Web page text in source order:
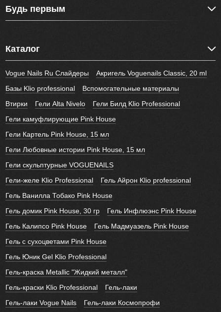
Будь первым
Каталог
Vogue Nails Ru Слайдеры
Акригель Voguenails Classic, 20 ml
Базы Klio professional
Вспомогательные материалы
Втирки
Гели Alta Nivelo
Гели Билд Klio Professional
Гели камуфлирующие Pink House
Гели Картель Pink House, 15 мл
Гели Любовные истории Pink House, 15 мл
Гели скульптурные VOGUENAILS
Гели-желе Klio Professional
Гель Айрон Klio professional
Гель Ванилла Тобако Pink House
Гель домик Pink House, 30 гр
Гель Инфлюэнс Pink House
Гель Калипсо Pink House
Гель Мадмуазель Pink House
Гель с сухоцветами Pink House
Гель Юник Gel Klio Professional
Гель-краска Metallic "Жидкий металл"
Гель-краски Klio Professional
Гель-лаки
Гель-лаки Vogue Nails
Гель-лаки Космопрофи